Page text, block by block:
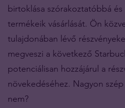
birtoklása szórakoztatóbbá
termékeik vásárlását. Ön
tulajdonában lévő
megveszi a következő
potenciálisan hozzájárul a
növekedéséhez. Nagyon
nem?